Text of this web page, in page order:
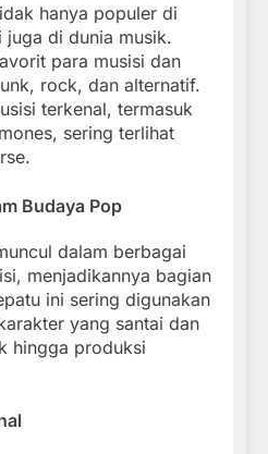
hanya populer di
juga di dunia musik.
para musisi dan
rock, dan alternatif.
terkenal, termasuk
sering terlihat
Budaya Pop
dalam berbagai
menjadikannya bagian
ini sering digunakan
yang santai dan
hingga produksi